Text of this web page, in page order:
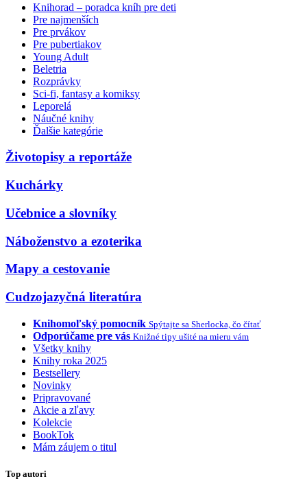
Knihorad – poradca kníh pre deti
Pre najmenších
Pre prvákov
Pre pubertiakov
Young Adult
Beletria
Rozprávky
Sci-fi, fantasy a komiksy
Leporelá
Náučné knihy
Ďalšie kategórie
Životopisy a reportáže
Kuchárky
Učebnice a slovníky
Náboženstvo a ezoterika
Mapy a cestovanie
Cudzojazyčná literatúra
Knihomoľský pomocník Spýtajte sa Sherlocka, čo čítať
Odporúčame pre vás Knižné tipy ušité na mieru vám
Všetky knihy
Knihy roka 2025
Bestsellery
Novinky
Pripravované
Akcie a zľavy
Kolekcie
BookTok
Mám záujem o titul
Top autori